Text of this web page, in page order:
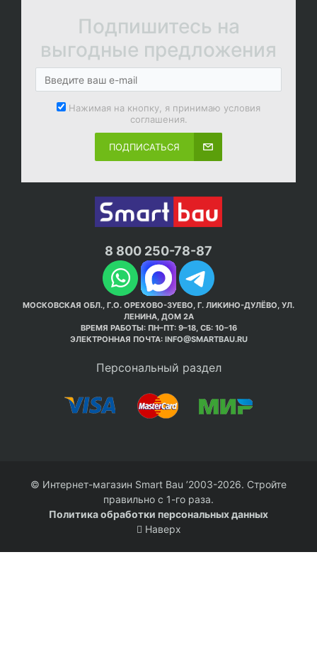
Подпишитесь на
выгодные предложения
Нажимая на кнопку, я принимаю условия
соглашения.
ПОДПИСАТЬСЯ
8 800 250-78-87
МОСКОВСКАЯ ОБЛ., Г.О. ОРЕХОВО-ЗУЕВО, Г. ЛИКИНО-ДУЛЁВО, УЛ.
ЛЕНИНА, ДОМ 2А
ВРЕМЯ РАБОТЫ: ПН–ПТ: 9–18, СБ: 10–16
ЭЛЕКТРОННАЯ ПОЧТА: INFO@SMARTBAU.RU
Персональный раздел
© Интернет-магазин Smart Bau ’2003-2026. Стройте
правильно с 1-го раза.
Политика обработки персональных данных
Наверх